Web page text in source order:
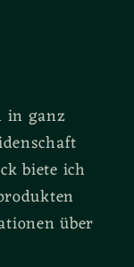
in ganz
biete ich
über